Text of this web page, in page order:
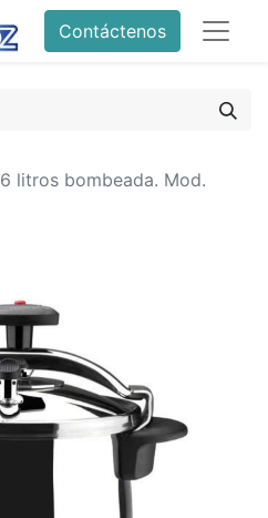
Contáctenos
litros bombeada. Mod.